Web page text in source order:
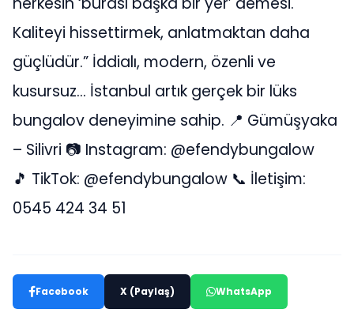
Kaliteyi hissettirmek, anlatmaktan daha
güçlüdür.” İddialı, modern, özenli ve
kusursuz… İstanbul artık gerçek bir lüks
bungalov deneyimine sahip. 📍 Gümüşyaka
– Silivri 📷 Instagram: @efendybungalow
🎵 TikTok: @efendybungalow 📞 İletişim:
0545 424 34 51
Facebook X (Paylaş) WhatsApp